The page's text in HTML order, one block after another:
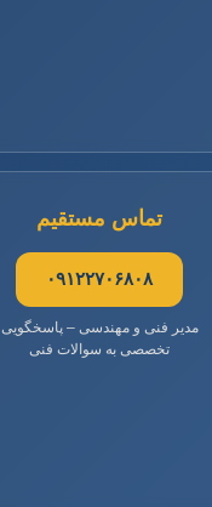
تماس مستقیم
۰۹۱۲۲۷۰۶۸۰۸
مدیر فنی و مهندسی – پاسخگویی
تخصصی به سوالات فنی